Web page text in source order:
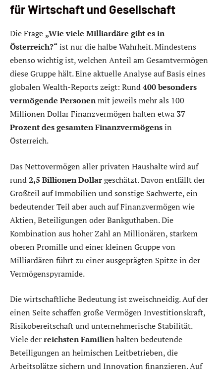
für Wirtschaft und Gesellschaft
Die Frage „Wie viele Milliardäre gibt es in
Österreich?“ ist nur die halbe Wahrheit. Mindestens
ebenso wichtig ist, welchen Anteil am Gesamtvermögen
diese Gruppe hält. Eine aktuelle Analyse auf Basis eines
globalen Wealth-Reports zeigt: Rund400 besonders
vermögende Personenmit jeweils mehr als 100
Millionen Dollar Finanzvermögen halten etwa 37
Prozent des gesamten Finanzvermögensin
Österreich.
Das Nettovermögen aller privaten Haushalte wird auf
rund2,5 Billionen Dollargeschätzt. Davon entfällt der
Großteil auf Immobilien und sonstige Sachwerte, ein
bedeutender Teil aber auch auf Finanzvermögen wie
Aktien, Beteiligungen oder Bankguthaben. Die
Kombination aus hoher Zahl an Millionären, starkem
oberen Promille und einer kleinen Gruppe von
Milliardären führt zu einer ausgeprägten Spitze in der
Vermögenspyramide.
Die wirtschaftliche Bedeutung ist zweischneidig. Auf der
einen Seite schaffen große Vermögen Investitionskraft,
Risikobereitschaft und unternehmerische Stabilität.
Viele derreichsten Familienhalten bedeutende
Beteiligungen an heimischen Leitbetrieben, die
Arbeitsplätze sichern und Innovation finanzieren. Auf